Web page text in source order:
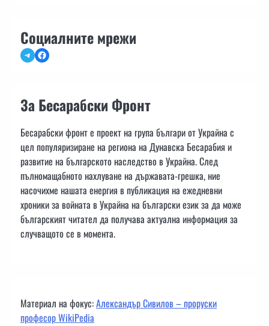
Социалните мрежи
TelegramFacebook
За Бесарабски Фронт
Бесарабски фронт е проект на група българи от Украйна с
цел популяризиране на региона на Дунавска Бесарабия и
развитие на българското наследство в Украйна. След
пълномащабното нахлуване на държавата-грешка, ние
насочихме нашата енергия в публикация на ежедневни
хроники за войната в Украйна на български език за да може
българският читател да получава актуална информация за
случващото се в момента.
Материал на фокус:Александър Сивилов – проруски
професор WikiPedia